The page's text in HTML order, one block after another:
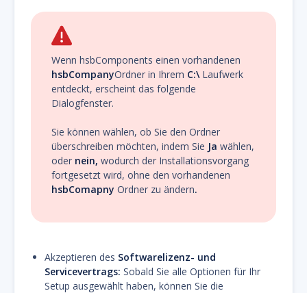
Wenn hsbComponents einen vorhandenen
hsbCompanyOrdner in Ihrem C:\Laufwerk
entdeckt, erscheint das folgende
Dialogfenster.
Sie können wählen, ob Sie den Ordner
überschreiben möchten, indem Sie Ja wählen,
oder nein, wodurch der Installationsvorgang
fortgesetzt wird, ohne den vorhandenen
hsbComapny Ordner zu ändern.
Akzeptieren des Softwarelizenz- und
Servicevertrags: Sobald Sie alle Optionen für Ihr
Setup ausgewählt haben, können Sie die